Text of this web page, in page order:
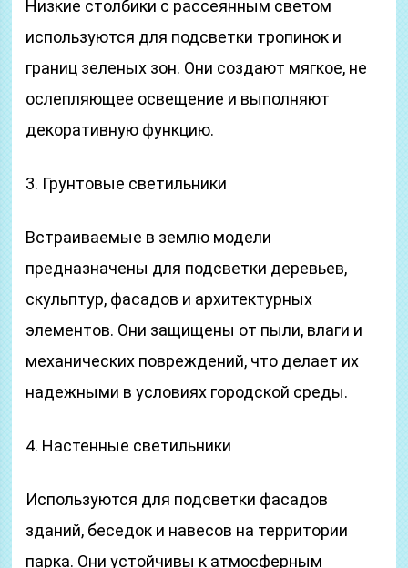
Низкие столбики с рассеянным светом
используются для подсветки тропинок и
границ зеленых зон. Они создают мягкое, не
ослепляющее освещение и выполняют
декоративную функцию.
3. Грунтовые светильники
Встраиваемые в землю модели
предназначены для подсветки деревьев,
скульптур, фасадов и архитектурных
элементов. Они защищены от пыли, влаги и
механических повреждений, что делает их
надежными в условиях городской среды.
4. Настенные светильники
Используются для подсветки фасадов
зданий, беседок и навесов на территории
парка. Они устойчивы к атмосферным